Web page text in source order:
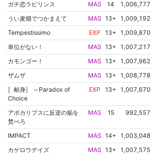
ガチ恋ラビリンス
MAS 14 1,006,777
うい麦畑でつかまえて
MAS 13+ 1,009,192
Tempestissimo
EXP 13+ 1,009,870
単位がない！
MAS 13+ 1,007,217
カモンゴー！
MAS 13+ 1,007,962
ザムザ
MAS 13+ 1,008,778
〚献身〛 ～Paradox of
Choice
EXP 13+ 1,007,670
アポカリプスに反逆の焔を
焚べろ
MAS 15 992,557
IMPACT MAS 14+ 1,003,048
カゲロウデイズ
MAS 13+ 1,007,575